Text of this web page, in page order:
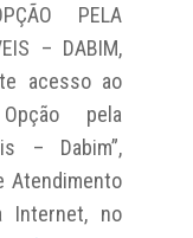
PELA
– DABIM,
acesso ao
pela
– Dabim”,
Atendimento
Internet, no